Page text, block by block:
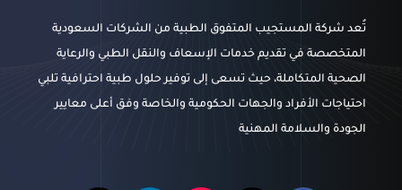
تُعد شركة المستجيب المتفوق الطبية من الشركات السعودية
المتخصصة في تقديم خدمات الإسعاف والنقل الطبي والرعاية
الصحية المتكاملة، حيث تسعى إلى توفير حلول طبية احترافية تلبي
احتياجات الأفراد والجهات الحكومية والخاصة وفق أعلى معايير
الجودة والسلامة المهنية